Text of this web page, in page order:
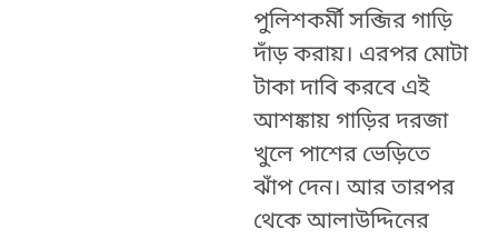
পুলিশকর্মী সব্জির গাড়ি
দাঁড় করায়। এরপর মোটা
টাকা দাবি করবে এই
আশঙ্কায় গাড়ির দরজা
খুলে পাশের ভেড়িতে
ঝাঁপ দেন। আর তারপর
থেকে আলাউদ্দিনের